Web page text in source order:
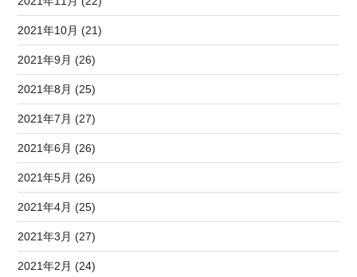
2021年10月 (21)
2021年9月 (26)
2021年8月 (25)
2021年7月 (27)
2021年6月 (26)
2021年5月 (26)
2021年4月 (25)
2021年3月 (27)
2021年2月 (24)